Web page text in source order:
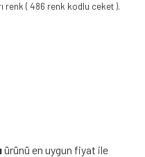
renk ( 486 renk kodlu ceket ).
ürünü en uygun fiyat ile